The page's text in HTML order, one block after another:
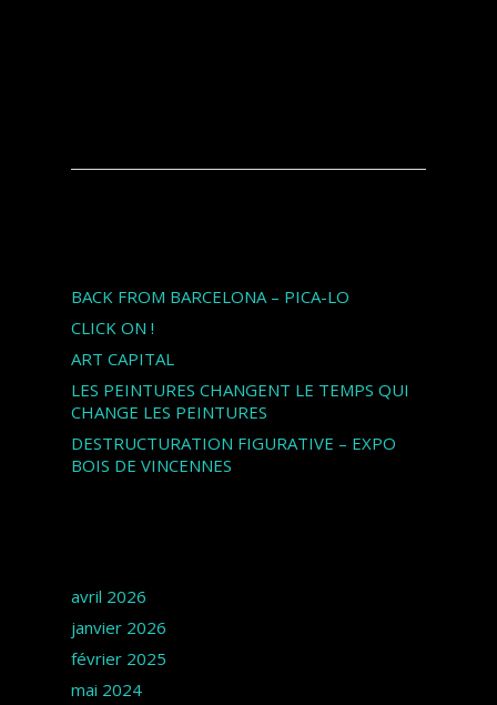
BACK FROM BARCELONA – PICA-LO
CLICK ON !
ART CAPITAL
LES PEINTURES CHANGENT LE TEMPS QUI
CHANGE LES PEINTURES
DESTRUCTURATION FIGURATIVE – EXPO
BOIS DE VINCENNES
avril 2026
janvier 2026
février 2025
mai 2024